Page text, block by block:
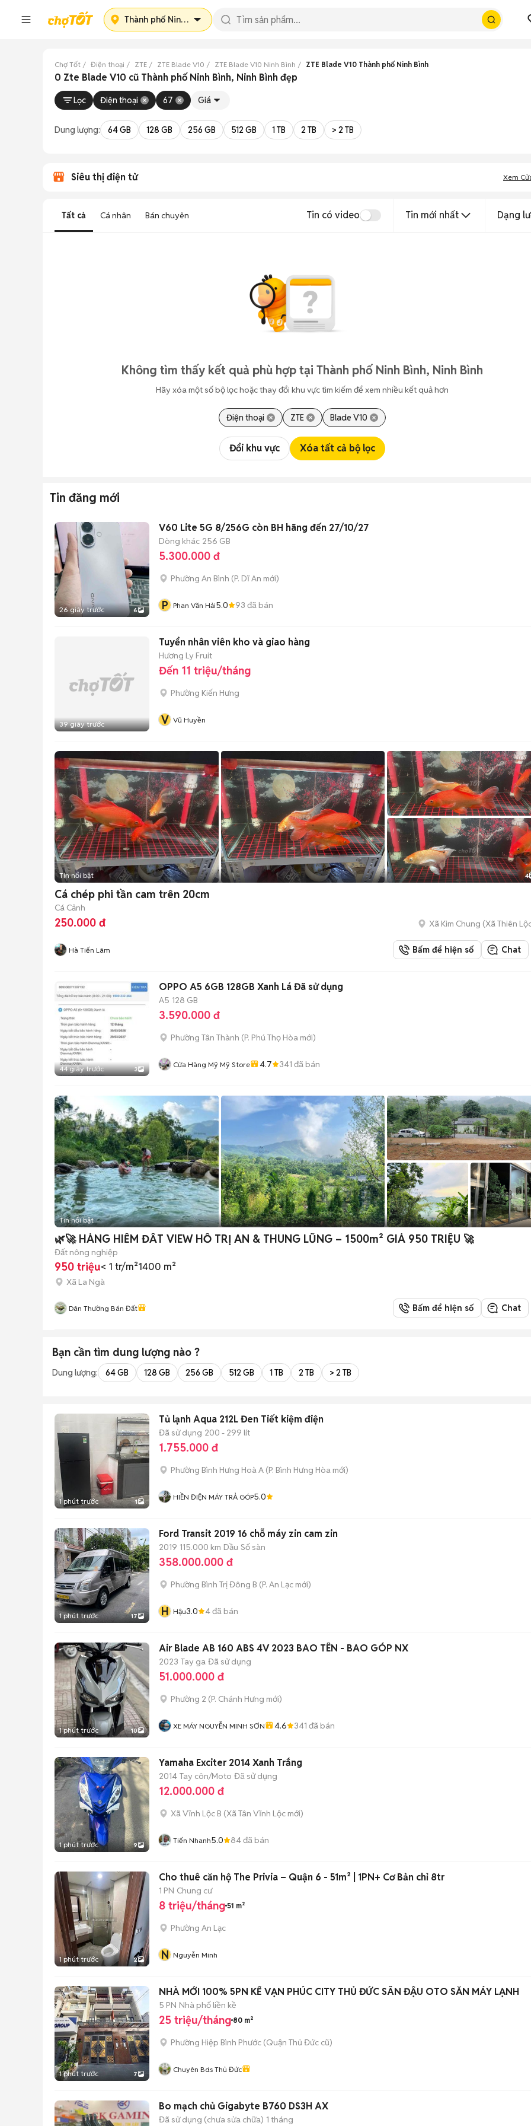
Thành phố Ninh Bình
Chợ Tốt Điện thoại ZTE ZTE Blade V10 ZTE Blade V10 Ninh Bình ZTE Blade V10 Thành phố Ninh Bình
0 Zte Blade V10 cũ Thành phố Ninh Bình, Ninh Bình đẹp
Lọc Điện thoại 67 Giá
Dung lượng: 64 GB 128 GB 256 GB 512 GB 1 TB 2 TB > 2 TB
Siêu thị điện tử Xem
Tất cả Cá nhân Bán chuyên Tin có video Tin mới nhất Dạng
Không tìm thấy kết quả phù hợp tại Thành phố Ninh Bình, Ninh Bình
Hãy xóa một số bộ lọc hoặc thay đổi khu vực tìm kiếm để xem nhiều kết quả hơn
Điện thoại ZTE Blade V10
Đổi khu vực Xóa tất cả bộ lọc
Tin đăng mới
26 giây trước 6
V60 Lite 5G 8/256G còn BH hãng đến 27/10/27
Dòng khác 256 GB
5.300.000 đ
Phường An Bình (P. Dĩ An mới)
P Phan Văn Hải5.0 93 đã bán
39 giây trước
Tuyển nhân viên kho và giao hàng
Hương Ly Fruit
Đến 11 triệu/tháng
Phường Kiến Hưng
V Vũ Huyền
Tin nổi bật 4
Cá chép phi tần cam trên 20cm
Cá Cảnh
250.000 đ Xã Kim Chung (Xã Thiên
Hà Tiến Lâm Bấm để hiện số Chat
44 giây trước 3
OPPO A5 6GB 128GB Xanh Lá Đã sử dụng
A5 128 GB
3.590.000 đ
Phường Tân Thành (P. Phú Thọ Hòa mới)
Cửa Hàng Mỹ Mỹ Store 4.7 341 đã bán
Tin nổi bật
🌿🚀 HÀNG HIẾM ĐẤT VIEW HỒ TRỊ AN & THUNG LŨNG – 1500m² GIÁ 950 TRIỆU 🚀
Đất nông nghiệp
950 triệu< 1 tr/m²1400 m²
Xã La Ngà
Dân Thường Bán Đất Bấm để hiện số Chat
Bạn cần tìm dung lượng nào ?
Dung lượng: 64 GB 128 GB 256 GB 512 GB 1 TB 2 TB > 2 TB
1 phút trước 1
Tủ lạnh Aqua 212L Đen Tiết kiệm điện
Đã sử dụng 200 - 299 lít
1.755.000 đ
Phường Bình Hưng Hoà A (P. Bình Hưng Hòa mới)
HIỀN ĐIỆN MÁY TRẢ GÓP5.0
1 phút trước 17
Ford Transit 2019 16 chỗ máy zin cam zin
2019 115.000 km Dầu Số sàn
358.000.000 đ
Phường Bình Trị Đông B (P. An Lạc mới)
H Hậu3.0 4đã bán
1 phút trước 10
Air Blade AB 160 ABS 4V 2023 BAO TÊN - BAO GÓP NX
2023 Tay ga Đã sử dụng
51.000.000 đ
Phường 2 (P. Chánh Hưng mới)
XE MÁY NGUYỄN MINH SƠN 4.6 341 đã bán
1 phút trước 9
Yamaha Exciter 2014 Xanh Trắng
2014 Tay côn/Moto Đã sử dụng
12.000.000 đ
Xã Vĩnh Lộc B (Xã Tân Vĩnh Lộc mới)
Tiến Nhanh5.0 84đã bán
1 phút trước 2
Cho thuê căn hộ The Privia – Quận 6 - 51m² | 1PN+ Cơ Bản chỉ 8tr
1 PN Chung cư
8 triệu/tháng 51 m²
Phường An Lạc
N Nguyễn Minh
1 phút trước 7
NHÀ MỚI 100% 5PN KẾ VẠN PHÚC CITY THỦ ĐỨC SÂN ĐẬU OTO SẴN MÁY LẠNH
5 PN Nhà phố liền kề
25 triệu/tháng 80 m²
Phường Hiệp Bình Phước (Quận Thủ Đức cũ)
Chuyên Bds Thủ Đức
Bo mạch chủ Gigabyte B760 DS3H AX
Đã sử dụng (chưa sửa chữa) 1 tháng